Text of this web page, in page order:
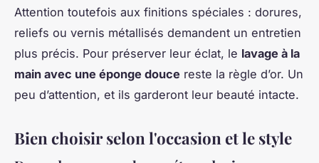
Attention toutefois aux finitions spéciales : dorures,
reliefs ou vernis métallisés demandent un entretien
plus précis. Pour préserver leur éclat, le lavage à la
main avec une éponge douce reste la règle d’or. Un
peu d’attention, et ils garderont leur beauté intacte.
Bien choisir selon l'occasion et le style